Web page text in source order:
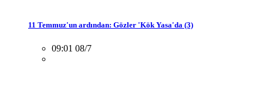
11 Temmuz'un ardından: Gözler 'Kök Yasa'da (3)
09:01 08/7